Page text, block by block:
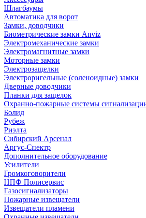
Шлагбаумы
Автоматика для ворот
Замки, доводчики
Биометрические замки Anviz
Электромеханические замки
Электромагнитные замки
Моторные замки
Электрозащелки
Электроригельные (cоленоидные) замки
Дверные доводчики
Планки для защелок
Охранно-пожарные системы
Болид
Рубеж
Риэлта
Сибирский Арсенал
Аргус-Спектр
Дополнительное оборудование
Усилители
Громкоговорители
НПФ Полисервис
Газосигнализаторы
Пожарные извещатели
Извещатели пламени